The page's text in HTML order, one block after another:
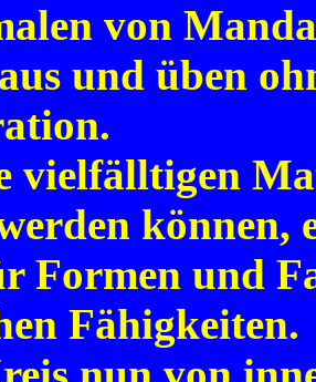
von
und üben
vielfälltigen
Formen und
Fähigkeiten.